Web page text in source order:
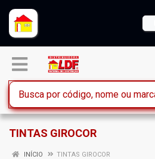
TINTAS GIROCOR
INÍCIO TINTAS GIROCOR